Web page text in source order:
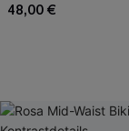
48,00 €